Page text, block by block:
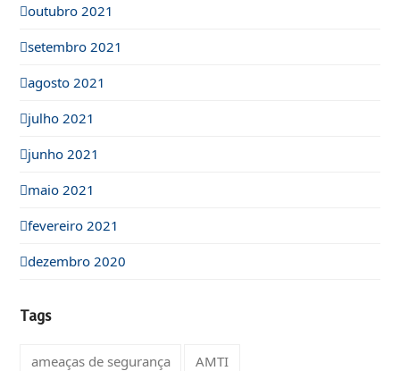
outubro 2021
setembro 2021
agosto 2021
julho 2021
junho 2021
maio 2021
fevereiro 2021
dezembro 2020
Tags
ameaças de segurança AMTI